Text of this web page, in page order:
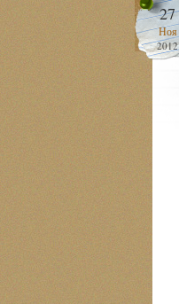
27
Ноя
2012